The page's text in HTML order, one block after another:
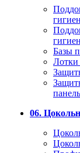
Базы
панель
06.